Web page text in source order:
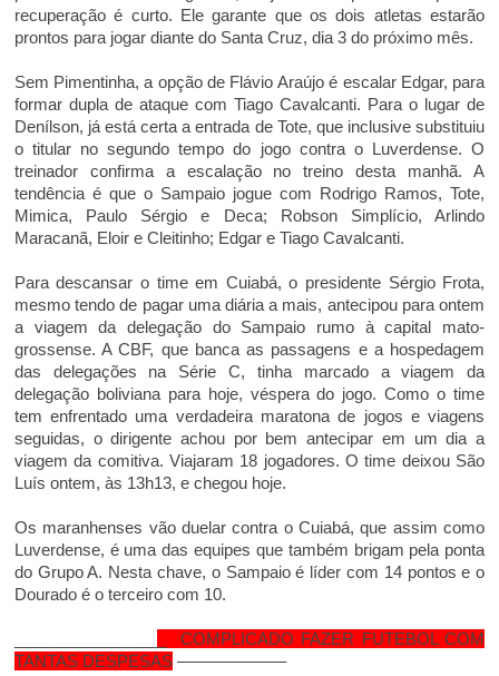
recuperação é curto. Ele garante que os dois atletas estarão
prontos para jogar diante do Santa Cruz, dia 3 do próximo mês.
Sem Pimentinha, a opção de Flávio Araújo é escalar Edgar, para
formar dupla de ataque com Tiago Cavalcanti. Para o lugar de
Denílson, já está certa a entrada de Tote, que inclusive substituiu
o titular no segundo tempo do jogo contra o Luverdense. O
treinador confirma a escalação no treino desta manhã. A
tendência é que o Sampaio jogue com Rodrigo Ramos, Tote,
Mimica, Paulo Sérgio e Deca; Robson Simplício, Arlindo
Maracanã, Eloir e Cleitinho; Edgar e Tiago Cavalcanti.
Para descansar o time em Cuiabá, o presidente Sérgio Frota,
mesmo tendo de pagar uma diária a mais, antecipou para ontem
a viagem da delegação do Sampaio rumo à capital mato-
grossense. A CBF, que banca as passagens e a hospedagem
das delegações na Série C, tinha marcado a viagem da
delegação boliviana para hoje, véspera do jogo. Como o time
tem enfrentado uma verdadeira maratona de jogos e viagens
seguidas, o dirigente achou por bem antecipar em um dia a
viagem da comitiva. Viajaram 18 jogadores. O time deixou São
Luís ontem, às 13h13, e chegou hoje.
Os maranhenses vão duelar contra o Cuiabá, que assim como
Luverdense, é uma das equipes que também brigam pela ponta
do Grupo A. Nesta chave, o Sampaio é líder com 14 pontos e o
Dourado é o terceiro com 10.
_ COMPLICADO FAZER FUTEBOL COM
TANTAS DESPESAS——————–